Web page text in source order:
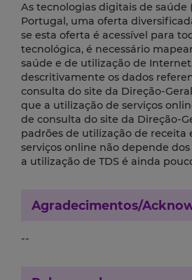
As tecnologias digitais de
Portugal, uma oferta
se esta oferta é acessível para
tecnológica, é necessário
saúde e de utilização de
descritivamente os dados
consulta do site da Direção-
que a utilização de serviços
de consulta do site da Direção-
padrões de utilização de
serviços online não depende
a utilização de TDS é ainda
Agradecimentos/
--